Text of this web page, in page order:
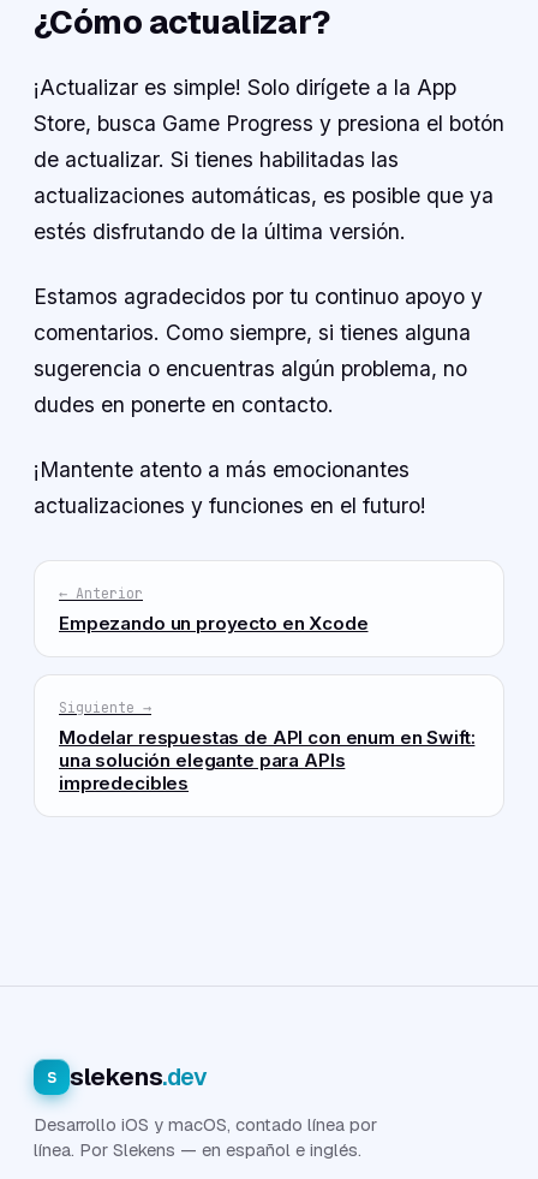
¿Cómo actualizar?
¡Actualizar es simple! Solo dirígete a la App
Store, busca Game Progress y presiona el botón
de actualizar. Si tienes habilitadas las
actualizaciones automáticas, es posible que ya
estés disfrutando de la última versión.
Estamos agradecidos por tu continuo apoyo y
comentarios. Como siempre, si tienes alguna
sugerencia o encuentras algún problema, no
dudes en ponerte en contacto.
¡Mantente atento a más emocionantes
actualizaciones y funciones en el futuro!
← Anterior
Empezando un proyecto en Xcode
Siguiente →
Modelar respuestas de API con enum en Swift:
una solución elegante para APIs
impredecibles
s slekens.dev
Desarrollo iOS y macOS, contado línea por
línea. Por Slekens — en español e inglés.